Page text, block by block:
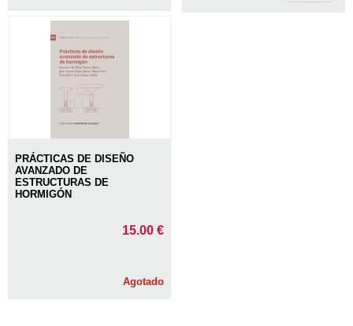
PRÁCTICAS DE DISEÑO
AVANZADO DE
ESTRUCTURAS DE
HORMIGÓN
15.00 €
Agotado